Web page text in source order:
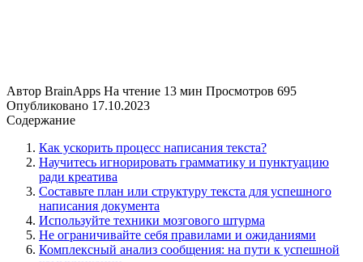
Автор BrainApps На чтение 13 мин Просмотров 695
Опубликовано 17.10.2023
Содержание
Как ускорить процесс написания текста?
Научитесь игнорировать грамматику и пунктуацию
ради креатива
Составьте план или структуру текста для успешного
написания документа
Используйте техники мозгового штурма
Не ограничивайте себя правилами и ожиданиями
Комплексный анализ сообщения: на пути к успешной